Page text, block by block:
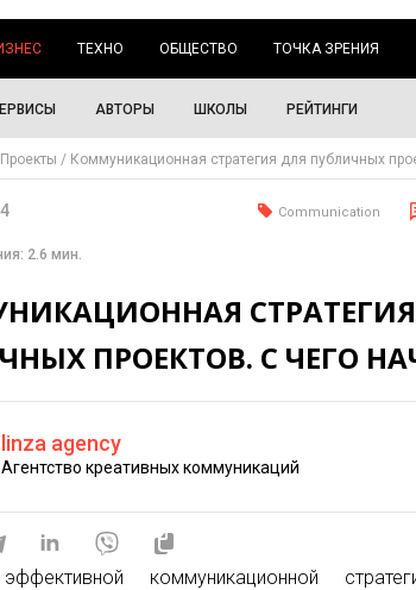
ТЕХНО ОБЩЕСТВО ТОЧКА ЗРЕНИЯ
АВТОРЫ ШКОЛЫ РЕЙТИНГИ
Проекты Коммуникационная стратегия для публичных
Communication
2.6 мин.
ПРОЕКТОВ. С ЧЕГО
linza agency
Агентство креативных коммуникаций
коммуникационной